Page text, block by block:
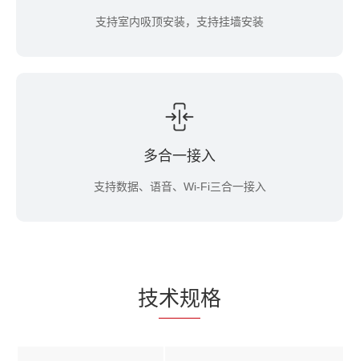
支持室内吸顶安装，支持挂墙安装
多合一接入
支持数据、语音、Wi-Fi三合一接入
技术规格